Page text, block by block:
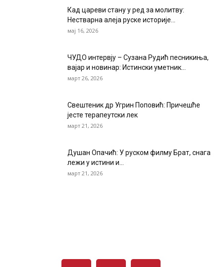
Кад цареви стану у ред за молитву:
Нестварна алеја руске историје...
мај 16, 2026
ЧУДО интервју – Сузана Рудић песникиња,
вајар и новинар: Истински уметник...
март 26, 2026
Свештеник др Угрин Поповић: Причешће
јесте терапеутски лек
март 21, 2026
Душан Опачић: У руском филму Брат, снага
лежи у истини и...
март 21, 2026